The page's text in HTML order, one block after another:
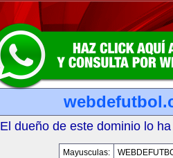
El dueño de este dominio lo
Mayusculas: